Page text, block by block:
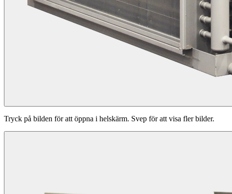
Tryck på bilden för att öppna i helskärm. Svep för att visa fler bilder.